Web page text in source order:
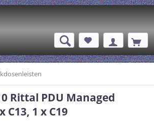
Rittal PDU Managed
C13, 1 x C19